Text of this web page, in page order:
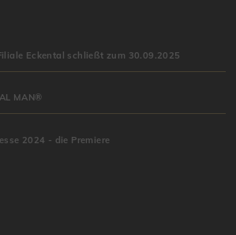
Eckental schließt zum 30.09.2025
MAN®
2024 - die Premiere